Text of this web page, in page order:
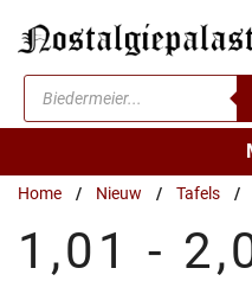
naar
inhoud
Producten
zoeken
Home / Nieuw / Tafels /
1,01 -